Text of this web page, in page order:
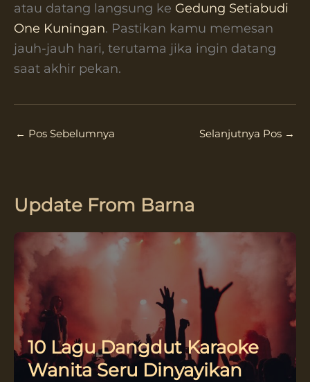
atau datang langsung ke Gedung Setiabudi
One Kuningan. Pastikan kamu memesan
jauh-jauh hari, terutama jika ingin datang
saat akhir pekan.
← Pos Sebelumnya Selanjutnya Pos →
Update From Barna
10 Lagu Dangdut Karaoke
Wanita Seru Dinyayikan